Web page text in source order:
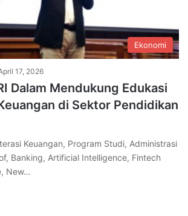
Ekonomi
17, 2026
Dalam Mendukung Edukasi
di Sektor Pendidikan
Keuangan, Program Studi, Administrasi
Banking, Artificial Intelligence, Fintech
New…